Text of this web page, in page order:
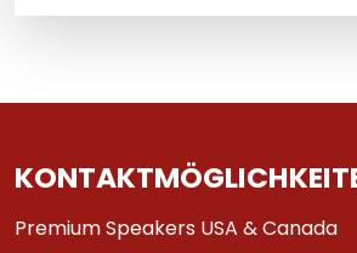
Premium Speakers USA & Canada